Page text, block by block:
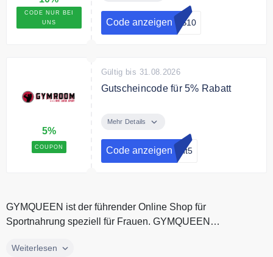
CODE NUR BEI
UNS
Deine gesamte Bestellung bei
Prozis.
Code anzeigen ES10
5%
COUPON
Gültig bis 31.08.2026
Gutscheincode für 5% Rabatt
Deinen gesamten Einkauf. Ohne
Mindestbestellwert.
Mehr Details
Code anzeigen unt5
GYMQUEEN ist der führender Online Shop für
Sportnahrung speziell für Frauen. GYMQUEEN
GYMQUEEN ist der führender Online Shop für
Weiterlesen